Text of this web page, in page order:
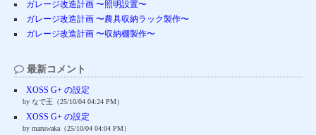
ガレージ改造計画 〜照明設置〜
ガレージ改造計画 〜農具収納ラック製作〜
ガレージ改造計画 〜収納棚製作〜
最新コメント
XOSS G+ の設定
by なで王（25/10/04 04:24 PM）
XOSS G+ の設定
by maruwaka（25/10/04 04:04 PM）